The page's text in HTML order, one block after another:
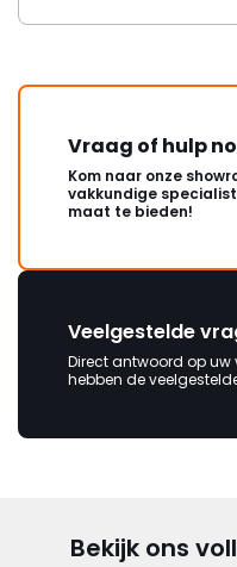
Vraag of hulp
Kom naar onze
vakkundige
maat te bieden!
Veelgestelde
Direct antwoord op uw
hebben de
Bekijk ons